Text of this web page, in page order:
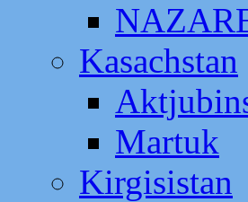
Kasachstan
Martuk
Kirgisistan